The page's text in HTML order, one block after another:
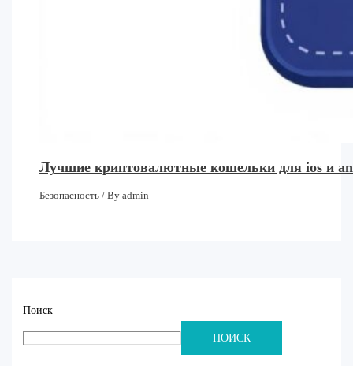
Лучшие криптовалютные кошельки для ios и
Безопасность/ By admin
Поиск
ПОИСК